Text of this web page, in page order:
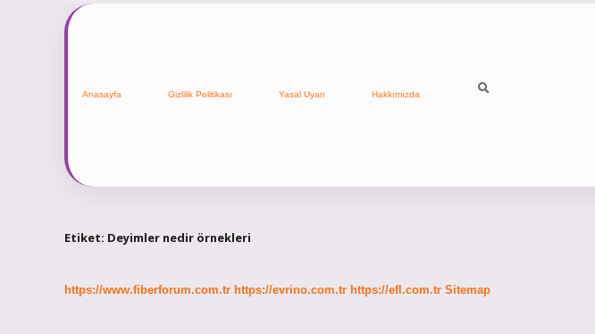
Anasayfa Gizlilik Politikası Yasal Uyarı Hakkımızda
Etiket: Deyimler nedir örnekleri
https://www.fiberforum.com.tr https://evrino.com.tr https://efl.com.tr Sitemap